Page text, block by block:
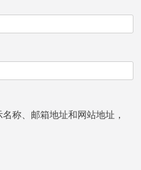
称、邮箱地址和网站地址，